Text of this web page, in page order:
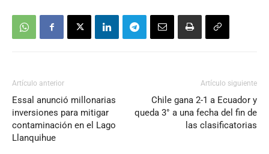
Artículo anterior
Essal anunció millonarias
inversiones para mitigar
contaminación en el Lago
Llanquihue
Artículo siguiente
Chile gana 2-1 a Ecuador y
queda 3° a una fecha del fin de
las clasificatorias